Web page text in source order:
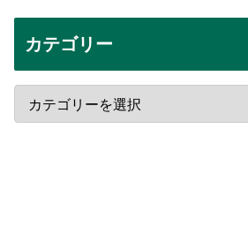
カテゴリー